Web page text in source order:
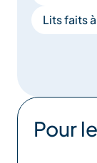
Lits faits
Pour